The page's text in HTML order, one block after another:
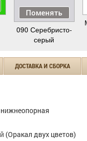
Поменять
090 Серебристо-
серый
ДОСТАВКА И СБОРКА
(Оракал двух цветов)